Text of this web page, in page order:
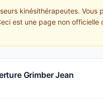
kinésithérapeutes. Vous
est une page non officielle
Grimber Jean